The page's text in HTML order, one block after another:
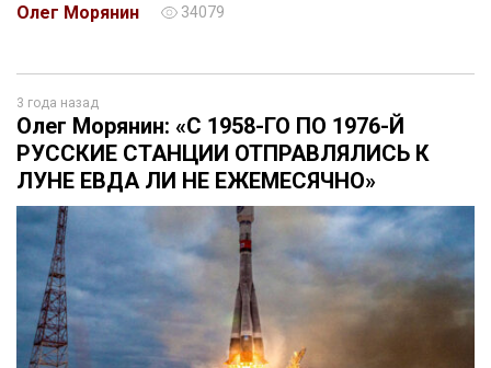
Олег Морянин 34079
3 года назад
Олег Морянин: «С 1958-ГО ПО 1976-Й
РУССКИЕ СТАНЦИИ ОТПРАВЛЯЛИСЬ К
ЛУНЕ ЕВДА ЛИ НЕ ЕЖЕМЕСЯЧНО»